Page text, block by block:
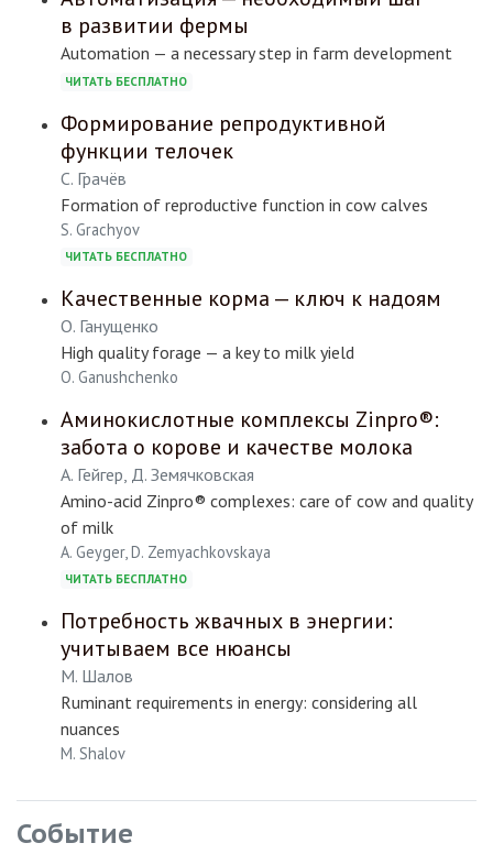
в развитии фермы
Automation — a necessary step in farm development
ЧИТАТЬ БЕСПЛАТНО
Формирование репродуктивной
функции телочек
С. Грачёв
Formation of reproductive function in cow calves
S. Grachyov
ЧИТАТЬ БЕСПЛАТНО
Качественные корма — ключ к надоям
О. Ганущенко
High quality forage — a key to milk yield
O. Ganushchenko
Аминокислотные комплексы Zinpro®:
забота о корове и качестве молока
А. Гейгер, Д. Земячковская
Amino-acid Zinpro® complexes: care of cow and quality
of milk
A. Geyger, D. Zemyachkovskaya
ЧИТАТЬ БЕСПЛАТНО
Потребность жвачных в энергии:
учитываем все нюансы
М. Шалов
Ruminant requirements in energy: considering all
nuances
M. Shalov
Событие